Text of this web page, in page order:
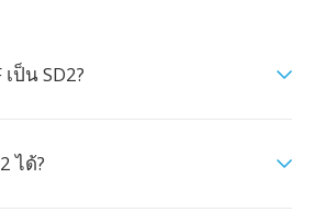
ป็น SD2?
ได้?